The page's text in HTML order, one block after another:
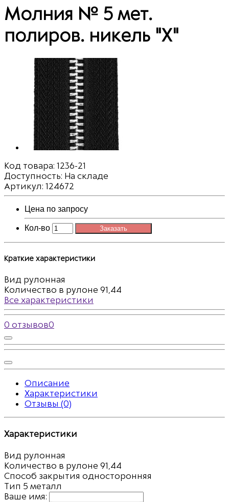
Молния № 5 мет.
полиров. никель "Х"
Код товара: 1236-21
Доступность: На складе
Артикул: 124672
Цена по запросу
Кол-во Заказать
Краткие характеристики
Вид рулонная
Количество в рулоне 91,44
Все характеристики
0 отзывов0
Описание
Характеристики
Отзывы (0)
Характеристики
Вид рулонная
Количество в рулоне 91,44
Способ закрытия односторонняя
Тип 5 металл
Ваше имя: